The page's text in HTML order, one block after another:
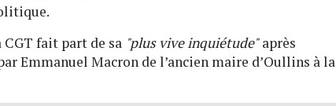
fait part de sa "plus vive inquiétude"après
Emmanuel Macron de l’ancien maire d’Oullins à la